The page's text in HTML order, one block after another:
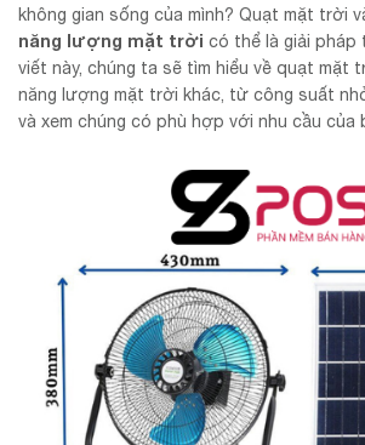
không gian sống của mình? Quạt mặt trời
năng lượng mặt trời có thể là giải pháp
viết này, chúng ta sẽ tìm hiểu về quạt mặt
năng lượng mặt trời khác, từ công suất
và xem chúng có phù hợp với nhu cầu của